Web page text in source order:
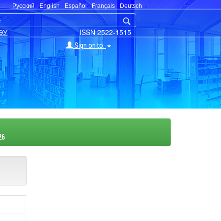
Русский English Español Français Deutsch
ISSN 2522-1515
Sign on to: